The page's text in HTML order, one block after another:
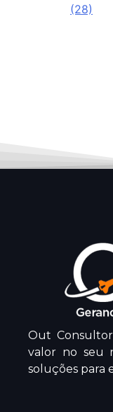
(28)
Out
valor no seu
soluções para